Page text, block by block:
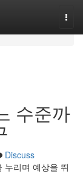
수준까
Discuss
누리며 예상을 뛰